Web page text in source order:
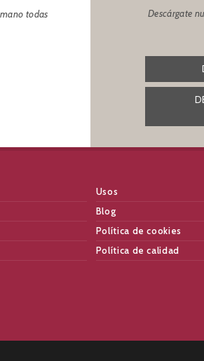
todas
Descárgate
Usos
Blog
Política de cookies
Política de calidad